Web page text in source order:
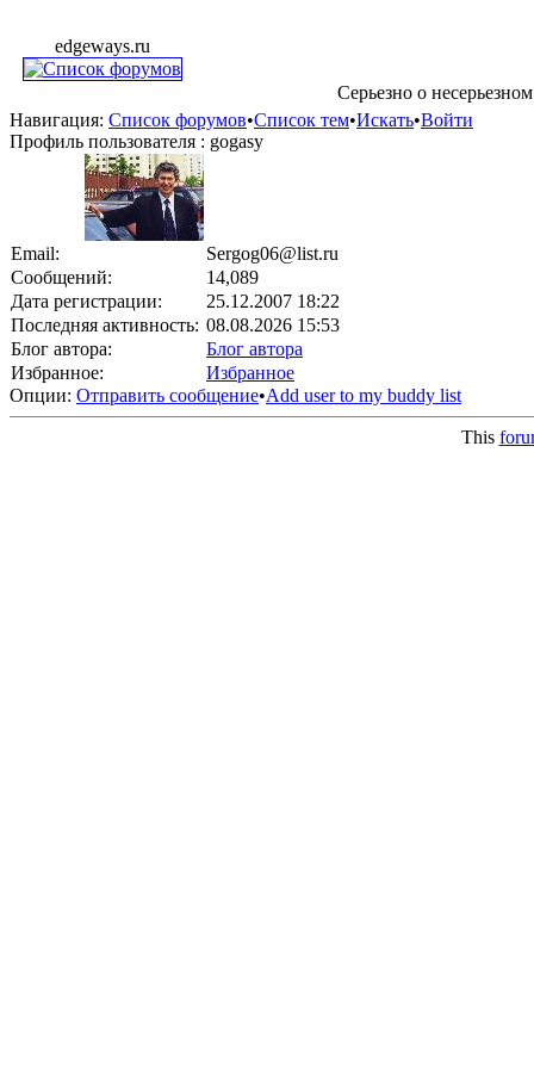
edgeways.ru
Серьезно о
Навигация: Список форумов•Список тем•Искать•Войти
Профиль пользователя : gogasy
Email:
Sergog06@list.ru
Сообщений:
14,089
Дата регистрации:
25.12.2007 18:22
Последняя активность: 08.08.2026 15:53
Блог автора:
Блог автора
Избранное:
Избранное
Опции: Отправить сообщение•Add user to my buddy list
This